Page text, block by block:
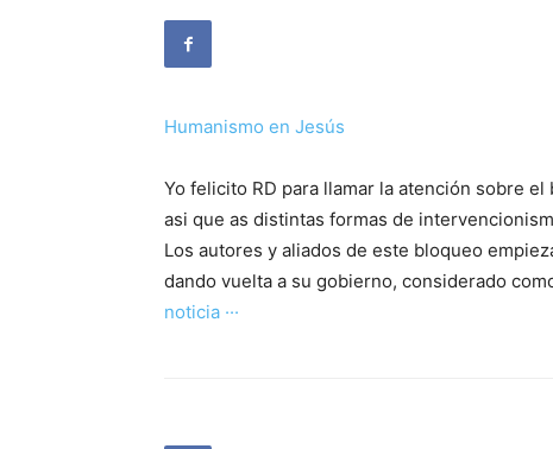
Humanismo en Jesús
Yo felicito RD para llamar la atención sobre
asi que as distintas formas de
Los autores y aliados de este bloqueo
dando vuelta a su gobierno, considerado
noticia ···